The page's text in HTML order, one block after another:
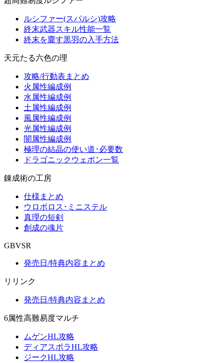
ルシファー(スパルシ)攻略
終末武器スキル性能一覧
終末を齎す黒羽の入手方法
天元たる六色の理
攻略/行動表まとめ
火属性編成例
水属性編成例
土属性編成例
風属性編成例
光属性編成例
闇属性編成例
極理の結晶の使い道･必要数
ドラゴニックウェポン一覧
錬成術の工房
仕様まとめ
ウロボロス･ミニステル
真理の短剣
創成の魂片
GBVSR
発売日/特典内容まとめ
リリンク
発売日/特典内容まとめ
6属性高難易度マルチ
ムゲンHL攻略
ディアスポラHL攻略
ジークHL攻略